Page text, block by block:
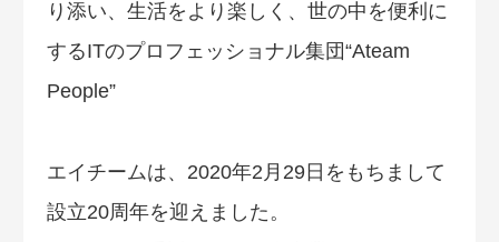
エイチームは、2020年2月29日をもちまして
設立20周年を迎えました。